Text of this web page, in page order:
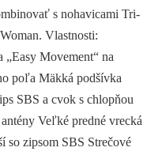
s nohavicami Tri-
Vlastnosti:
Movement“ na
poľa Mäkká podšívka
SBS a cvok s chlopňou
Veľké predné vrecká
so zipsom SBS Strečové